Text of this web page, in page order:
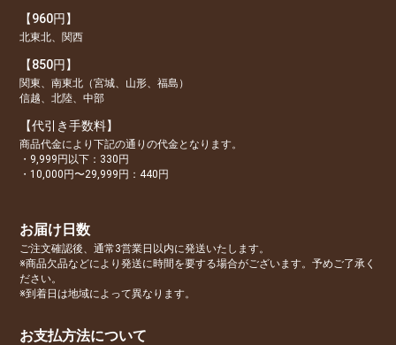
【960円】
北東北、関西
【850円】
関東、南東北（宮城、山形、福島）
信越、北陸、中部
【代引き手数料】
商品代金により下記の通りの代金となります。
・9,999円以下：330円
・10,000円〜29,999円：440円
お届け日数
ご注文確認後、通常3営業日以内に発送いたします。
※商品欠品などにより発送に時間を要する場合がございます。予めご了承く
ださい。
※到着日は地域によって異なります。
お支払方法について